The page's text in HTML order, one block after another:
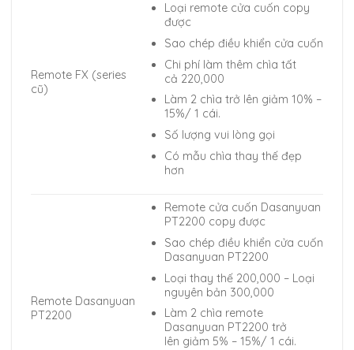
Remote FX (series
cũ)
Loại remote cửa cuốn copy
được
Sao chép điều khiển cửa cuốn
Chi phí làm thêm chìa tất
cả 220,000
Làm 2 chìa trở lên giảm 10% –
15%/ 1 cái.
Số lượng vui lòng gọi
Có mẫu chìa thay thế đẹp
hơn
Remote Dasanyuan
PT2200
Remote cửa cuốn Dasanyuan
PT2200 copy được
Sao chép điều khiển cửa cuốn
Dasanyuan PT2200
Loại thay thế 200,000 – Loại
nguyên bản 300,000
Làm 2 chìa remote
Dasanyuan PT2200 trở
lên giảm 5% – 15%/ 1 cái.